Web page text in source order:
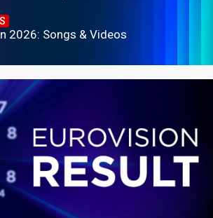
2026: Songs & Videos